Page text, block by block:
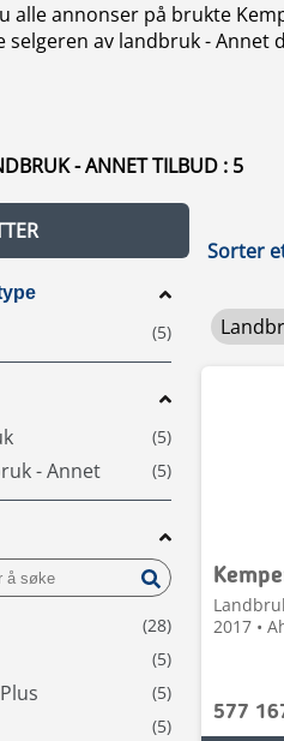
alle annonser på brukte
selgeren av landbruk -
- ANNET TILBUD : 5
- Annet
Sorter
2017 •
577